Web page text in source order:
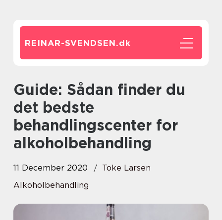
REINAR-SVENDSEN.dk
Guide: Sådan finder du
det bedste
behandlingscenter for
alkoholbehandling
11 December 2020
Toke Larsen
Alkoholbehandling